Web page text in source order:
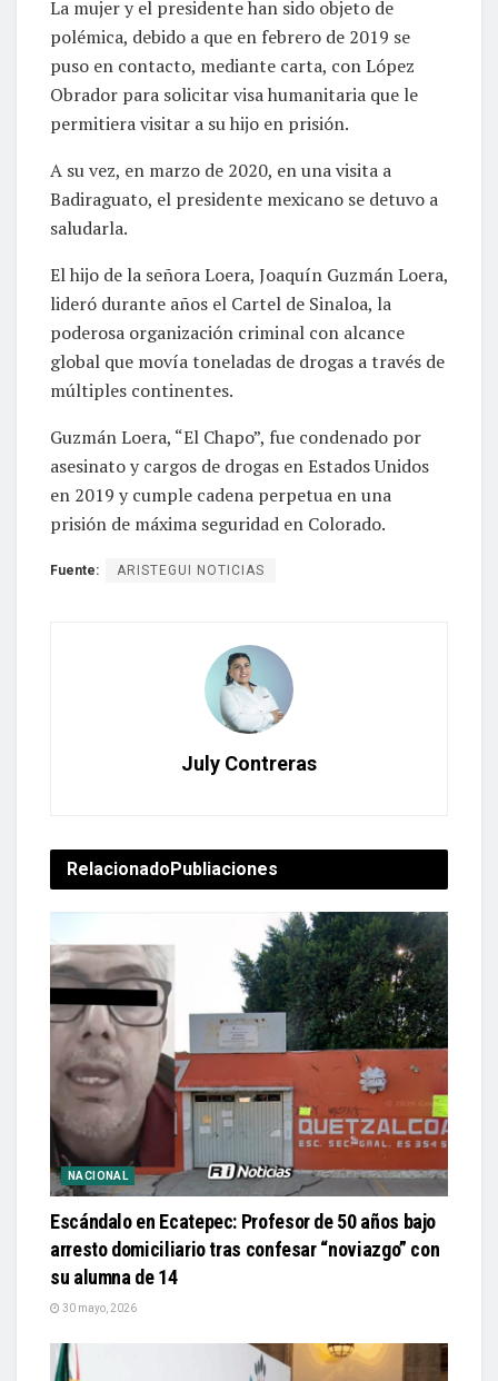
La mujer y el presidente han sido objeto de
polémica, debido a que en febrero de 2019 se
puso en contacto, mediante carta, con López
Obrador para solicitar visa humanitaria que le
permitiera visitar a su hijo en prisión.
A su vez, en marzo de 2020, en una visita a
Badiraguato, el presidente mexicano se detuvo a
saludarla.
El hijo de la señora Loera, Joaquín Guzmán Loera,
lideró durante años el Cartel de Sinaloa, la
poderosa organización criminal con alcance
global que movía toneladas de drogas a través de
múltiples continentes.
Guzmán Loera, “El Chapo”, fue condenado por
asesinato y cargos de drogas en Estados Unidos
en 2019 y cumple cadena perpetua en una
prisión de máxima seguridad en Colorado.
Fuente: ARISTEGUI NOTICIAS
July Contreras
RelacionadoPubliaciones
NACIONAL
Escándalo en Ecatepec: Profesor de 50 años bajo
arresto domiciliario tras confesar “noviazgo” con
su alumna de 14
30 mayo, 2026